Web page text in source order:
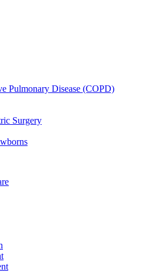
Pulmonary Disease (COPD)
Surgery